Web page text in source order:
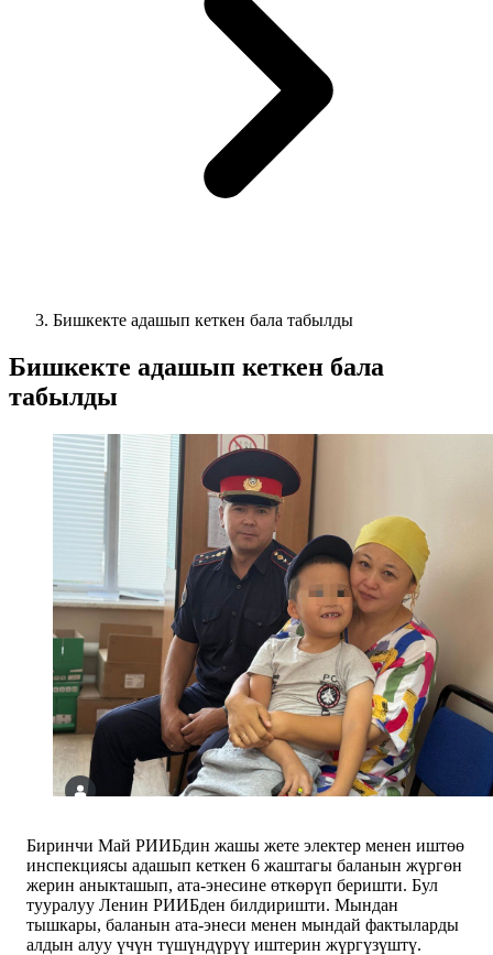
Бишкекте адашып кеткен бала табылды
Бишкекте адашып кеткен бала
табылды
Биринчи Май РИИБдин жашы жете электер менен иштөө
инспекциясы адашып кеткен 6 жаштагы баланын жүргөн
жерин аныкташып, ата-энесине өткөрүп беришти. Бул
тууралуу Ленин РИИБден билдиришти. Мындан
тышкары, баланын ата-энеси менен мындай фактыларды
алдын алуу үчүн түшүндүрүү иштерин жүргүзүштү.